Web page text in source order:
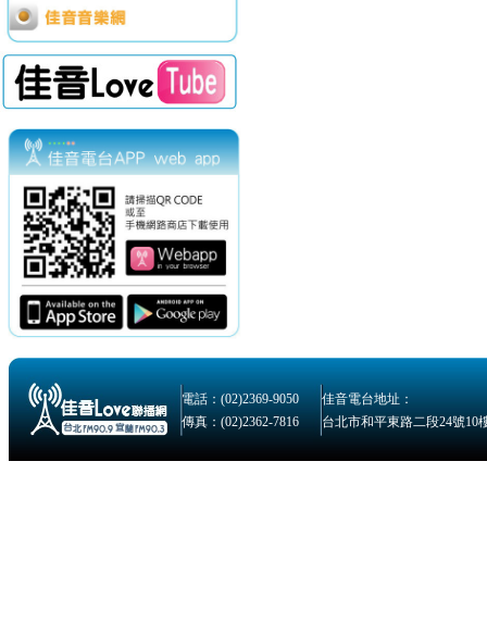
電話：(02)2369-9050
佳音電台地址：
傳真：(02)2362-7816
台北市和平東路二段24號10